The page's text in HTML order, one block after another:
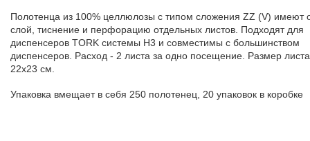
Полотенца из 100% целлюлозы с типом сложения ZZ (V) имеют
слой, тиснение и перфорацию отдельных листов. Подходят для
диспенсеров TORK системы H3 и совместимы с большинством
диспенсеров. Расход - 2 листа за одно посещение. Размер
22х23 см.
Упаковка вмещает в себя 250 полотенец, 20 упаковок в коробке